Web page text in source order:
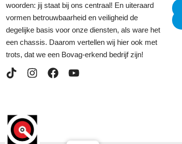
woorden: jij staat bij ons centraal! En uiteraard
vormen betrouwbaarheid en veiligheid de
degelijke basis voor onze diensten, als ware het
een chassis. Daarom vertellen wij hier ook met
trots, dat we een Bovag-erkend bedrijf zijn!